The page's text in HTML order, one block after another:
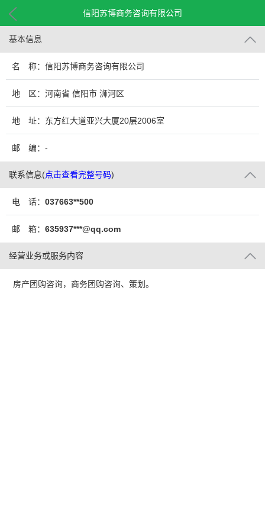
信阳苏博商务咨询有限公司
基本信息
名 称：信阳苏博商务咨询有限公司
地 区：河南省 信阳市 浉河区
地 址：东方红大道亚兴大厦20层2006室
邮 编：-
联系信息(点击查看完整号码)
电 话： 037663**500
邮 箱： 635937***@qq.com
经营业务或服务内容
房产团购咨询，商务团购咨询、策划。